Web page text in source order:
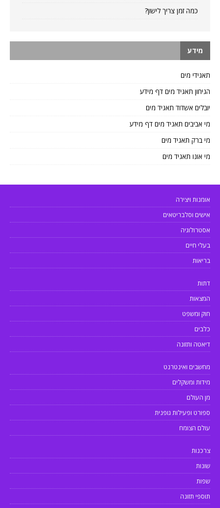
כמה זמן צריך לישון?
מידע
תאגידי מים
הגיחון תאגיד מים דף מידע
יובלים אשדוד תאגיד מים
מי אביבים תאגיד מים דף מידע
מי ברק תאגיד מים
מי אונו תאגיד מים
אומנות ויצירה
אישים וסלבריטאים
אסטרולוגיה
בעלי חיים
בריאות
דתות
המצאות
חוק ומשפט
כלבים
דיאטה ותזונה
מחשבים ואינטרנט
מידות ומשקלים
מן העולם
ספורט ופעילות גופנית
עולם הצומח
צרכנות
שונות
שפות
תוספי תזונה